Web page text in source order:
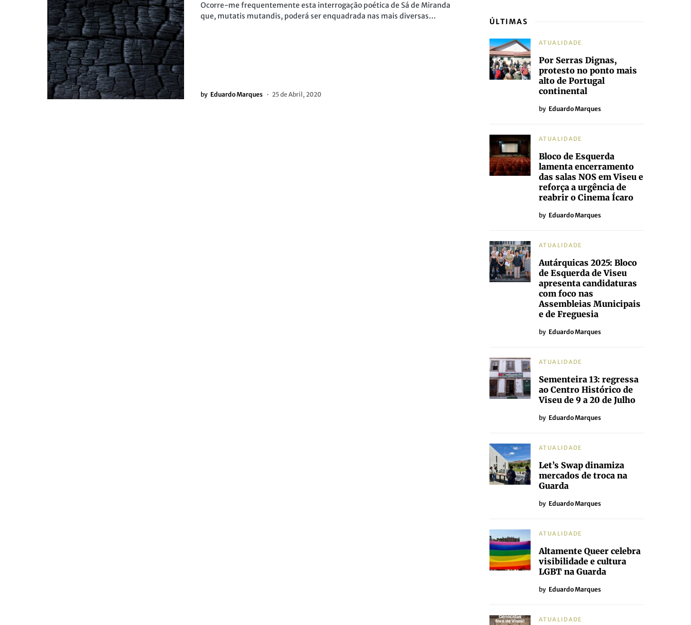
Ocorre-me frequentemente esta interrogação poética de Sá de Miranda
que, mutatis mutandis, poderá ser enquadrada nas mais diversas…
by Eduardo Marques 25 de Abril, 2020
ÚLTIMAS
ATUALIDADE
Por Serras Dignas,
protesto no ponto mais
alto de Portugal
continental
by Eduardo Marques
ATUALIDADE
Bloco de Esquerda
lamenta encerramento
das salas NOS em Viseu e
reforça a urgência de
reabrir o Cinema Ícaro
by Eduardo Marques
ATUALIDADE
Autárquicas 2025: Bloco
de Esquerda de Viseu
apresenta candidaturas
com foco nas
Assembleias Municipais
e de Freguesia
by Eduardo Marques
ATUALIDADE
Sementeira 13: regressa
ao Centro Histórico de
Viseu de 9 a 20 de Julho
by Eduardo Marques
ATUALIDADE
Let’s Swap dinamiza
mercados de troca na
Guarda
by Eduardo Marques
ATUALIDADE
Altamente Queer celebra
visibilidade e cultura
LGBT na Guarda
by Eduardo Marques
ATUALIDADE